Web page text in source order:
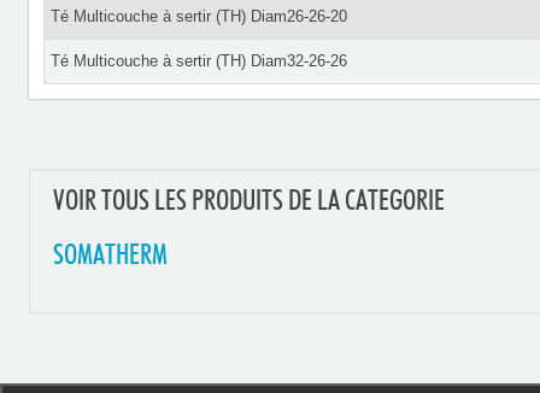
Té Multicouche à sertir (TH) Diam26-26-20
Té Multicouche à sertir (TH) Diam32-26-26
VOIR TOUS LES PRODUITS DE LA CATEGORIE
SOMATHERM